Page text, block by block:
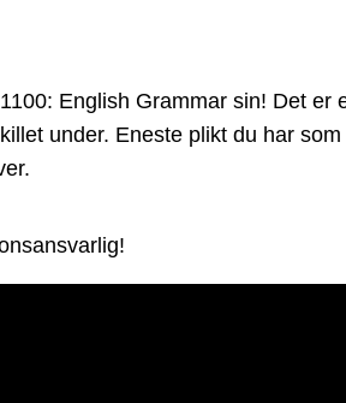
English Grammar sin! Det
under. Eneste plikt du har